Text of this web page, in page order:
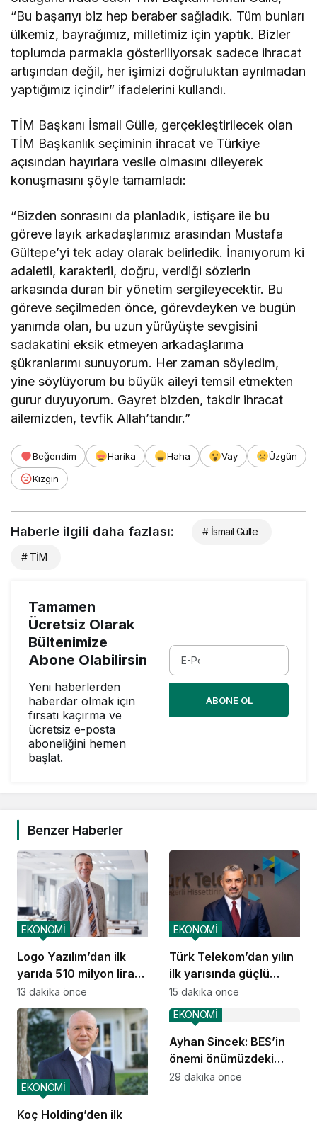
“Bu başarıyı biz hep beraber sağladık. Tüm bunları
ülkemiz, bayrağımız, milletimiz için yaptık. Bizler
toplumda parmakla gösteriliyorsak sadece ihracat
artışından değil, her işimizi doğruluktan ayrılmadan
yaptığımız içindir” ifadelerini kullandı.
TİM Başkanı İsmail Gülle, gerçekleştirilecek olan
TİM Başkanlık seçiminin ihracat ve Türkiye
açısından hayırlara vesile olmasını dileyerek
konuşmasını şöyle tamamladı:
“Bizden sonrasını da planladık, istişare ile bu
göreve layık arkadaşlarımız arasından Mustafa
Gültepe’yi tek aday olarak belirledik. İnanıyorum ki
adaletli, karakterli, doğru, verdiği sözlerin
arkasında duran bir yönetim sergileyecektir. Bu
göreve seçilmeden önce, görevdeyken ve bugün
yanımda olan, bu uzun yürüyüşte sevgisini
sadakatini eksik etmeyen arkadaşlarıma
şükranlarımı sunuyorum. Her zaman söyledim,
yine söylüyorum bu büyük aileyi temsil etmekten
gurur duyuyorum. Gayret bizden, takdir ihracat
ailemizden, tevfik Allah’tandır.”
Beğendim Harika Haha Vay
Üzgün
Kızgın
Haberle ilgili daha fazlası: # İsmail Gülle
# TİM
Tamamen
Ücretsiz Olarak
Bültenimize
Abone Olabilirsin
Yeni haberlerden
haberdar olmak için
fırsatı kaçırma ve
ücretsiz e-posta
aboneliğini hemen
başlat.
ABONE OL
Benzer Haberler
Logo Yazılım’dan ilk
yarıda 510 milyon lira
net kar
EKONOMİ
13 dakika önce
Türk Telekom’dan yılın
ilk yarısında güçlü
performans
EKONOMİ
15 dakika önce
Koç Holding’den ilk
EKONOMİ
Ayhan Sincek: BES’in
önemi önümüzdeki
dönemde daha da
EKONOMİ
29 dakika önce